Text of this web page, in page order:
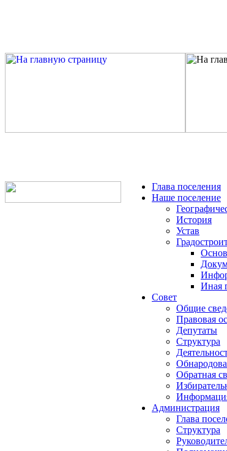
Глава поселения
Наше поселение
История
Устав
Иная
Совет
Общие
Правовая
Депутаты
Структура
Обратная
Администрация
Глава
Структура